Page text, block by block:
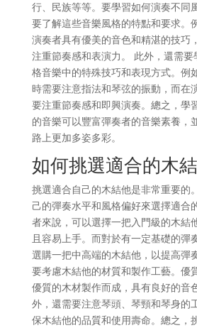
行、民族等等。要學習如何演奏不同
要了解這些音樂風格的特點和要求。
演奏者具有優美的音色和精湛的技巧
注重節奏感和表演力。 此外，還需
格音樂中的特殊技巧和表現方式。例
時需要注意指法和琴弦的振動，而在
要注重節奏感和即興演奏。總之，學
的音樂可以豐富彈奏者的音樂素養，
路上更加多姿多彩。
如何挑選適合的木
挑選適合自己的木結他是非常重要的
己的彈奏水平和風格偏好來選擇適合
者來說，可以選擇一把入門級的木結
且容易上手。而對於有一定基礎的彈
選購一把中高端的木結他，以提高彈
要考慮木結他的材質和製作工藝。優
優質的木材製作而成，具有良好的音
外，還需要注意琴頭、琴頸和琴身的
保木結他的品質和使用壽命。總之，